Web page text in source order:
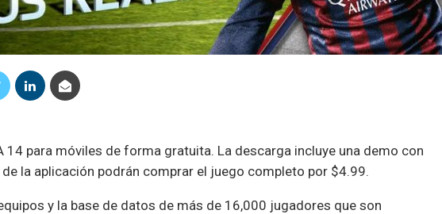
14 para móviles de forma gratuita. La descarga incluye una demo con
la aplicación podrán comprar el juego completo por $4.99.
y la base de datos de más de 16,000 jugadores que son